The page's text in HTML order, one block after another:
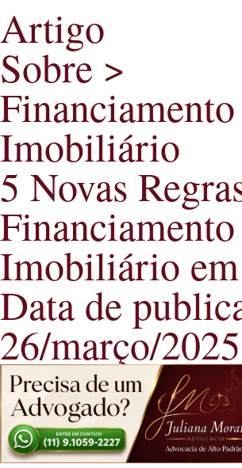
Artigo
Sobre >
Financiamento
Imobiliário
5 Novas
Financiamento
Imobiliário
Data de
26/março/2025